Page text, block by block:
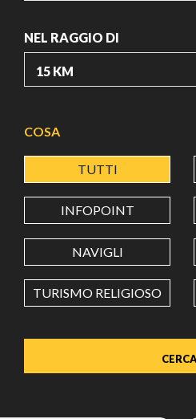
NEL RAGGIO DI
LATITUDINE
LONGITUDINE
Value in decimal degrees. Use
COSA
TUTTI
INFOPOINT
NAVIGLI
TURISMO RELIGIOSO